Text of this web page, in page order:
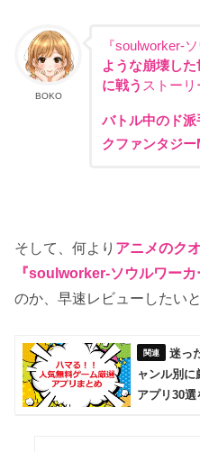
BOKO
『soulworker-
ような崩壊し
に戦う ストーリ
バトル中のド
クファンタジ
そして、何より アニメのク
『soulworker-ソウルワーカ
のか、早速レビューしたい
迷っ
ャンル別に
アプリ30選